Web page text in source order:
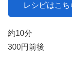
レシピはこち
約10分
300円前後